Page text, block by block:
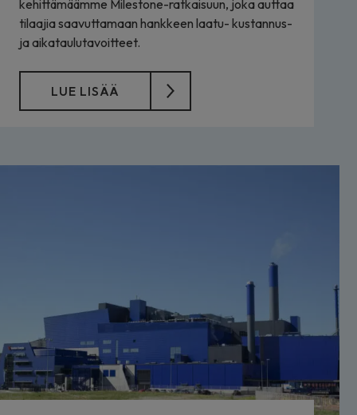
kehittämäämme Milestone-ratkaisuun, joka auttaa
tilaajia saavuttamaan hankkeen laatu- kustannus-
ja aikataulutavoitteet.
LUE LISÄÄ